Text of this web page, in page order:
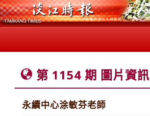
第 1154 期 圖片資訊
永續中心涂敏芬老師